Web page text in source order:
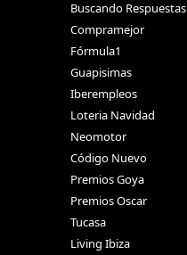
Buscando Respuestas
Compramejor
Fórmula1
Guapisimas
Iberempleos
Loteria Navidad
Neomotor
Código Nuevo
Premios Goya
Premios Oscar
Tucasa
Living Ibiza